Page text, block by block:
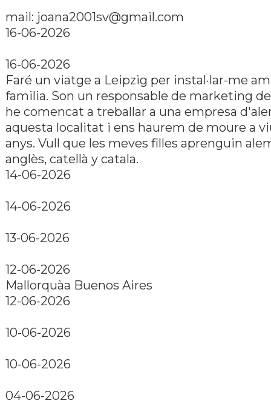
mail: joana2001sv@gmail.com
16-06-2026
16-06-2026
Faré un viatge a Leipzig per instal·lar-me
familia. Son un responsable de marketing
he comencat a treballar a una empresa
aquesta localitat i ens haurem de moure a
anys. Vull que les meves filles aprenguin
anglès, catellà y catala.
14-06-2026
14-06-2026
13-06-2026
12-06-2026
Mallorquàa Buenos Aires
12-06-2026
10-06-2026
10-06-2026
04-06-2026